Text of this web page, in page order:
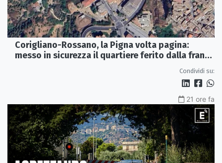
Corigliano-Rossano, la Pigna volta pagina:
messo in sicurezza il quartiere ferito dalla frana
Condividi su:
21 ore fa